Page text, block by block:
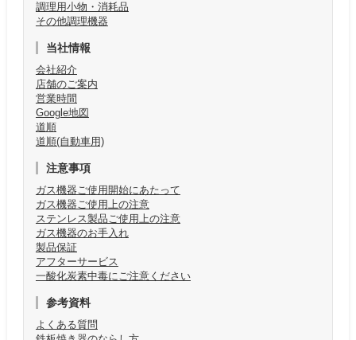
調理用小物・消耗品
その他調理機器
当社情報
会社紹介
店舗のご案内
営業時間
Google地図
道順
道順(自動車用)
注意事項
ガス機器ご使用開始にあたって
ガス機器ご使用上の注意
ステンレス製品ご使用上の注意
ガス機器のお手入れ
製品保証
アフターサービス
一酸化炭素中毒にご注意ください
参考資料
よくある質問